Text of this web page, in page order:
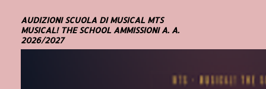
AUDIZIONI SCUOLA DI MUSICAL MTS
MUSICAL! THE SCHOOL AMMISSIONI A. A.
2026/2027